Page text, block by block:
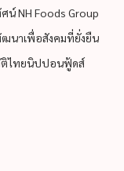
น์ NH Foods Group
นาเพื่อสังคมที่ยั่งยืน
ติไทยนิปปอนฟู้ดส์